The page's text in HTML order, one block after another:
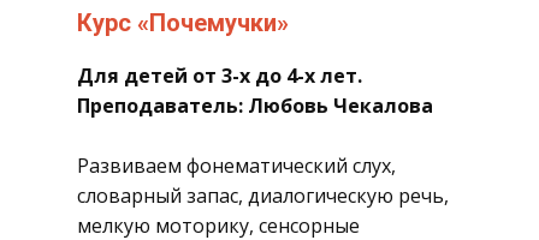
​Курс «Почемучки»
​Для детей от 3-х до 4-х лет.
Преподаватель: Любовь Чекалова
Развиваем фонематический слух,
словарный запас, диалогическую речь,
мелкую моторику, сенсорные